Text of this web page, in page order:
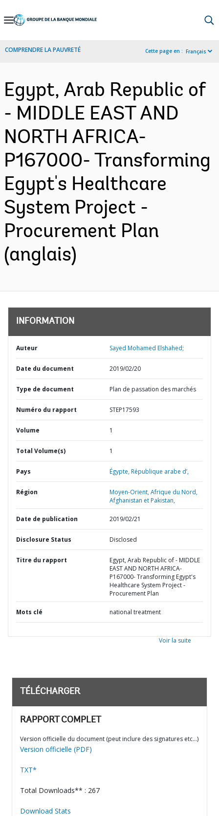
Skip
Navigation
COMPRENDRE LA PAUVRETÉ Cette page en : Français
Egypt, Arab Republic of
- MIDDLE EAST AND
NORTH AFRICA-
P167000- Transforming
Egypt's Healthcare
System Project -
Procurement Plan
(anglais)
INFORMATION
Auteur Sayed Mohamed Elshahed;
Date du document 2019/02/20
Type de document Plan de passation des marchés
Numéro du rapport STEP17593
Volume 1
Total Volume(s) 1
Pays Égypte,République arabe d’,
Région
Moyen-Orient, Afrique du Nord,
Afghanistan et Pakistan,
Date de publication 2019/02/21
Disclosure Status Disclosed
Titre du rapport
Egypt, Arab Republic of - MIDDLE
EAST AND NORTH AFRICA-
P167000- Transforming Egypt's
Healthcare System Project -
Procurement Plan
Mots clé national treatment
Voir la suite
TÉLÉCHARGER
RAPPORT COMPLET
Version officielle du document (peut inclure des signatures etc…)
Version officielle (PDF)
TXT*
Total Downloads** : 267
Download Stats